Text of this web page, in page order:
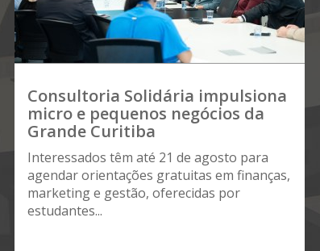
Consultoria Solidária impulsiona
micro e pequenos negócios da
Grande Curitiba
Interessados têm até 21 de agosto para
agendar orientações gratuitas em finanças,
marketing e gestão, oferecidas por
estudantes...